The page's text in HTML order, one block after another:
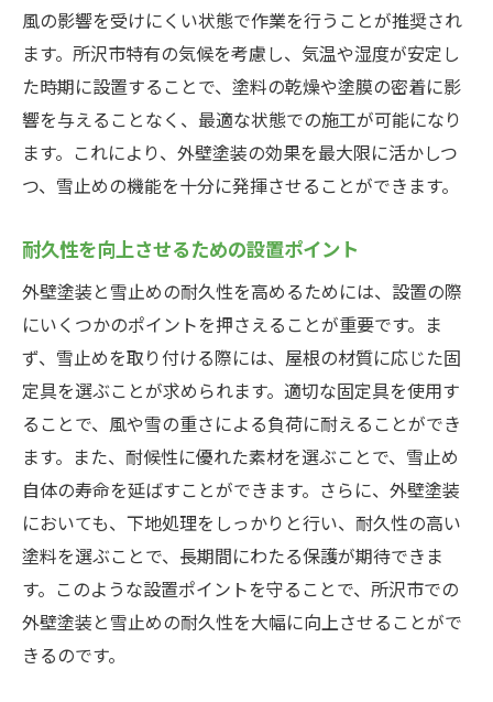
風の影響を受けにくい状態で作業を行うことが推奨され
ます。所沢市特有の気候を考慮し、気温や湿度が安定し
た時期に設置することで、塗料の乾燥や塗膜の密着に影
響を与えることなく、最適な状態での施工が可能になり
ます。これにより、外壁塗装の効果を最大限に活かしつ
つ、雪止めの機能を十分に発揮させることができます。
耐久性を向上させるための設置ポイント
外壁塗装と雪止めの耐久性を高めるためには、設置の際
にいくつかのポイントを押さえることが重要です。ま
ず、雪止めを取り付ける際には、屋根の材質に応じた固
定具を選ぶことが求められます。適切な固定具を使用す
ることで、風や雪の重さによる負荷に耐えることができ
ます。また、耐候性に優れた素材を選ぶことで、雪止め
自体の寿命を延ばすことができます。さらに、外壁塗装
においても、下地処理をしっかりと行い、耐久性の高い
塗料を選ぶことで、長期間にわたる保護が期待できま
す。このような設置ポイントを守ることで、所沢市での
外壁塗装と雪止めの耐久性を大幅に向上させることがで
きるのです。